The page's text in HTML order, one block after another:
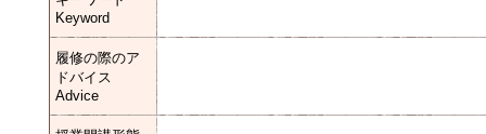
Keyword
履修の際のア
ドバイス
Advice